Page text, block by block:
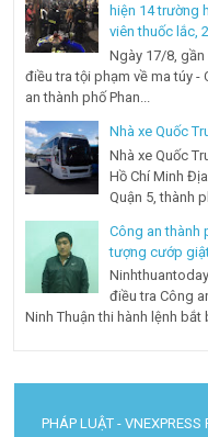
hiện 14 trường
viên thuốc lắc,
Ngày 17/8,
điều tra tội phạm về ma túy -
an thành phố Phan...
Nhà xe Quốc
Nhà xe Quốc
Hồ Chí Minh
Quận 5, thành
Công an thành
tượng cướp
điều tra Công
Ninh Thuận thi hành lệnh bắt
PHÁP LUẬT - VNEXPRESS